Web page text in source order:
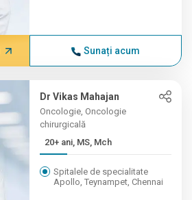
Sunați acum
Dr Vikas Mahajan
Oncologie, Oncologie
chirurgicală
20+ ani, MS, Mch
Spitalele de specialitate
Apollo, Teynampet, Chennai